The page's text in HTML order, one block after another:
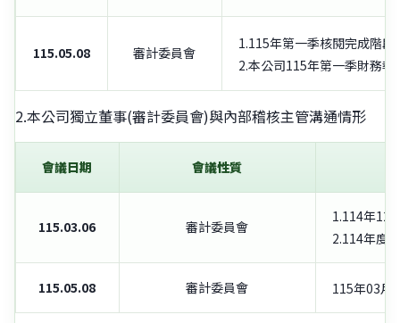
115.05.08 審計委員會
1.115年第一季核閱完成階
2.本公司115年第一季財務
2.本公司獨立董事(審計委員會)與內部稽核主管溝通情形
會議日期 會議性質
115.03.06 審計委員會
1.114年12
2.114年度
115.05.08 審計委員會 115年03月